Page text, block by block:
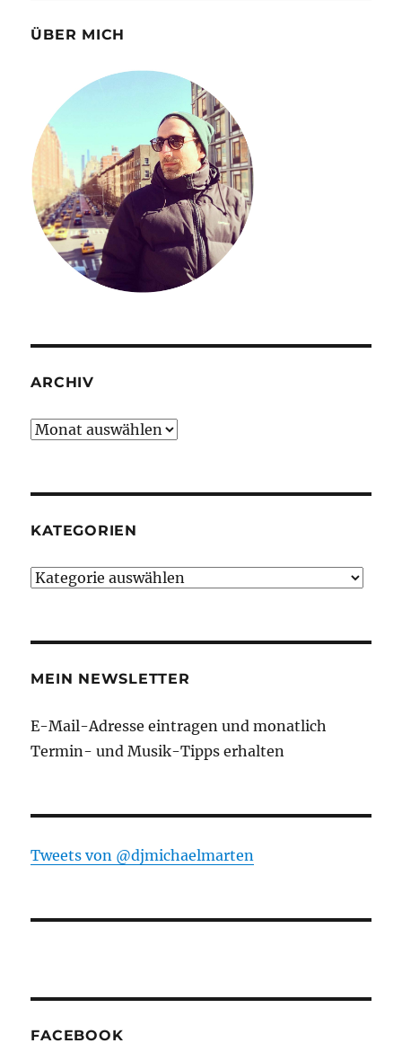
ÜBER MICH
ARCHIV
Archiv
KATEGORIEN
Kategorien
MEIN NEWSLETTER
E-Mail-Adresse eintragen und monatlich
Termin- und Musik-Tipps erhalten
Tweets von ‎@djmichaelmarten
FACEBOOK